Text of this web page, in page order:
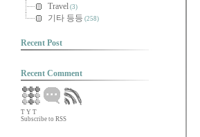
Travel (3)
기타 등등 (258)
Recent Post
Recent Comment
T Y T
Subscribe to RSS